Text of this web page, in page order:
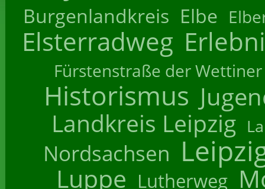
Burgenlandkreis Elbe
Elsterradweg
Fürstenstraße der Wettiner
Historismus
Landkreis Leipzig
Nordsachsen
Luppe Lutherweg